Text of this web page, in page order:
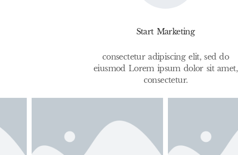
Start Marketing
consectetur adipiscing elit, sed do
eiusmod Lorem ipsum dolor sit amet,
consectetur.